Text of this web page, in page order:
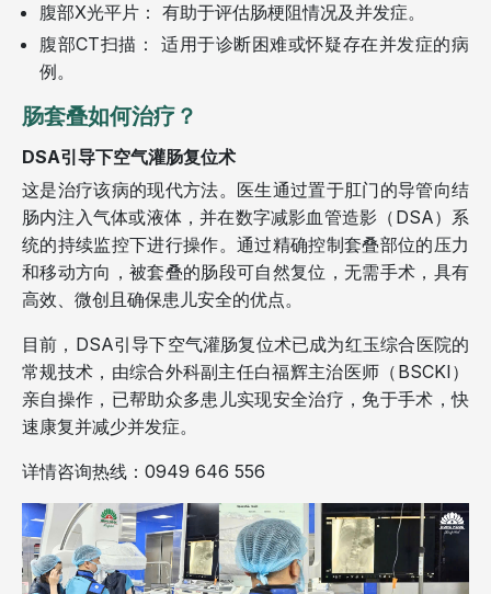
腹部X光平片： 有助于评估肠梗阻情况及并发症。
腹部CT扫描： 适用于诊断困难或怀疑存在并发症的病
例。
肠套叠如何治疗？
DSA引导下空气灌肠复位术
这是治疗该病的现代方法。医生通过置于肛门的导管向结
肠内注入气体或液体，并在数字减影血管造影（DSA）系
统的持续监控下进行操作。通过精确控制套叠部位的压力
和移动方向，被套叠的肠段可自然复位，无需手术，具有
高效、微创且确保患儿安全的优点。
目前，DSA引导下空气灌肠复位术已成为红玉综合医院的
常规技术，由综合外科副主任白福辉主治医师（BSCKI）
亲自操作，已帮助众多患儿实现安全治疗，免于手术，快
速康复并减少并发症。
详情咨询热线：0949 646 556